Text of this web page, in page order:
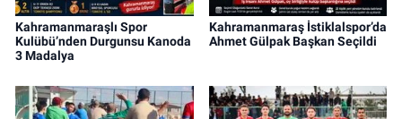
Kahramanmaraşlı Spor
Kulübü’nden Durgunsu Kanoda
3 Madalya
Kahramanmaraş İstiklalspor’da
Ahmet Gülpak Başkan Seçildi